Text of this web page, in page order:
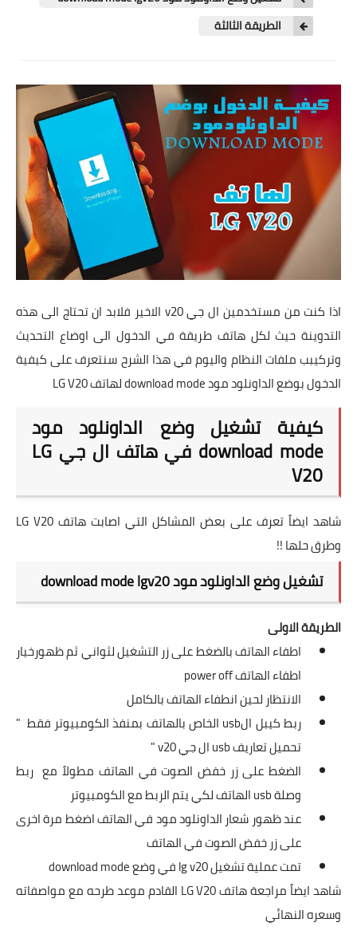
بلوجر
مقالات
العاب
تطبيقات
العملات الرقمية
الطريقة الثالثة
اذا كنت من مستخدمين ال جي v20 الاخير فلابد ان تحتاج الى هذه
التدوينة حيث لكل هاتف طريقة في الدخول الى اوضاع التحديث
وتركيبب ملفات النظام واليوم في هذا الشرح سنتعرف على كيفية
الدخول بوضع الداونلود مود download mode لهاتف LG V20
كيفية تشغيل وضع الداونلود مود
download mode في هاتف ال جي LG
V20
شاهد ايضاً تعرف على بعض المشاكل التي اصابت هاتف LG V20
وطرق حلها !!
تشغيل وضع الداونلود مود download mode lgv20
الطريقة الاولى
اطفاء الهاتف بالضغط على زر التشغيل لثواني ثم ظهورخيار
اطفاء الهاتف power off
الانتظار لحين انطفاء الهاتف بالكامل
ربط كيبل الusb الخاص بالهاتف بمنفذ الكومبيوتر فقط
"
تحميل تعاريف usb ال جي v20 "
الضغط على زر خفض الصوت في الهاتف مطولاً مع ربط
وصلة usb الهاتف لكي يتم الربط مع الكومبيوتر
عند ظهور شعار الداونلود مود في الهاتف اضغط مرة اخرى
على زر خفض الصوت في الهاتف
تمت عملية تشغيل lg v20 في وضع download mode
شاهد ايضاً مراجعة هاتف LG V20 القادم موعد طرحه مع مواصفاته
وسعره النهائي